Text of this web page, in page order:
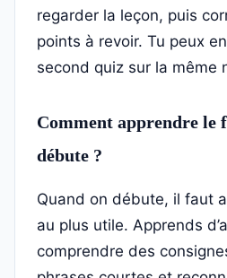
regarder la leçon, puis
points à revoir. Tu peux
second quiz sur la même
Comment apprendre le
débute ?
Quand on débute, il faut
au plus utile. Apprends
comprendre des